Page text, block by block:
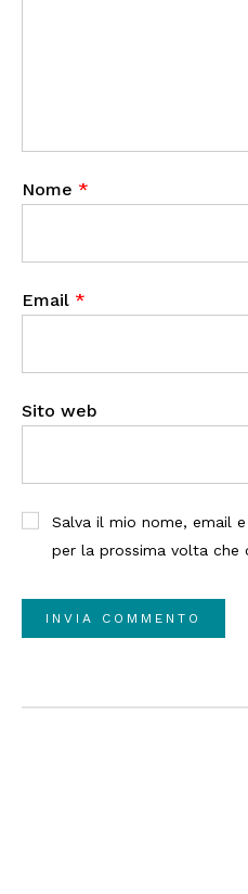
Nome *
Email *
Sito web
Salva il mio nome, email
per la prossima volta che